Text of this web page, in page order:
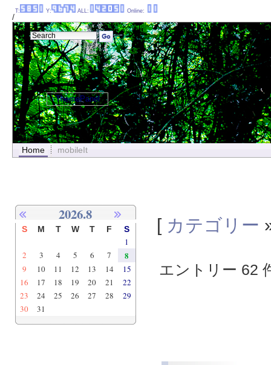
/
Home mobileIt
[ カテゴリー
エントリー 62
2026.8
S M T W T F S
1
2
3 4 5 6 7 8
9 10 11 12 13 14
15
16
17 18 19 20 21
22
23
24 25 26 27 28
29
30
31
T: Y: ALL: Online:
ThemePanel